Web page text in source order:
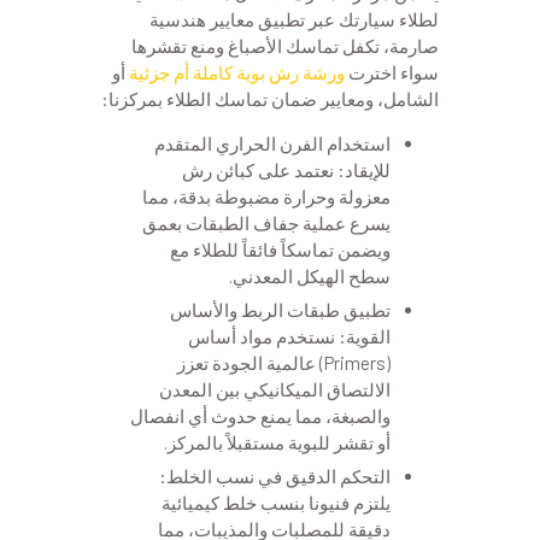
لطلاء سيارتك عبر تطبيق معايير هندسية
صارمة، تكفل تماسك الأصباغ ومنع تقشرها
سواء اخترت ورشة رش بوية كاملة أم جزئية أو
الشامل، ومعايير ضمان تماسك الطلاء بمركزنا:
استخدام الفرن الحراري المتقدم
للإيقاد: نعتمد على كبائن رش
معزولة وحرارة مضبوطة بدقة، مما
يسرع عملية جفاف الطبقات بعمق
ويضمن تماسكاً فائقاً للطلاء مع
سطح الهيكل المعدني.
تطبيق طبقات الربط والأساس
القوية: نستخدم مواد أساس
(Primers) عالمية الجودة تعزز
الالتصاق الميكانيكي بين المعدن
والصبغة، مما يمنع حدوث أي انفصال
أو تقشر للبوية مستقبلاً بالمركز.
التحكم الدقيق في نسب الخلط:
يلتزم فنيونا بنسب خلط كيميائية
دقيقة للمصلبات والمذيبات، مما